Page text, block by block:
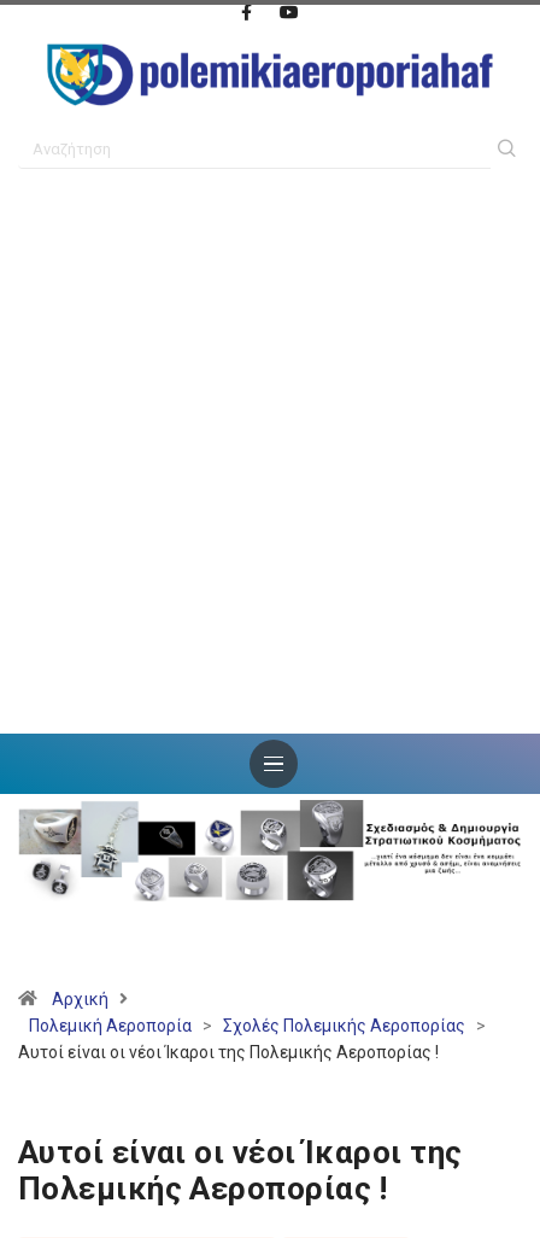
Αρχική
Πολεμική Αεροπορία
> Σχολές Πολεμικής Αεροπορίας
>
Αυτοί είναι οι νέοι Ίκαροι της Πολεμικής Αεροπορίας !
Αυτοί είναι οι νέοι Ίκαροι της
Πολεμικής Αεροπορίας !